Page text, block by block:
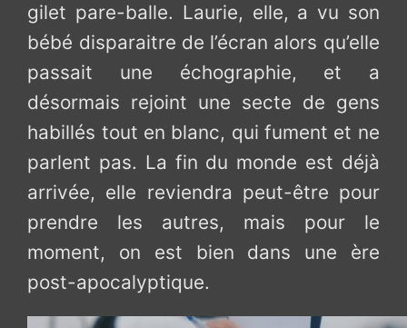
gilet pare-balle. Laurie, elle, a vu son
bébé disparaitre de l’écran alors qu’elle
passait une échographie, et a
désormais rejoint une secte de gens
habillés tout en blanc, qui fument et ne
parlent pas. La fin du monde est déjà
arrivée, elle reviendra peut-être pour
prendre les autres, mais pour le
moment, on est bien dans une ère
post-apocalyptique.